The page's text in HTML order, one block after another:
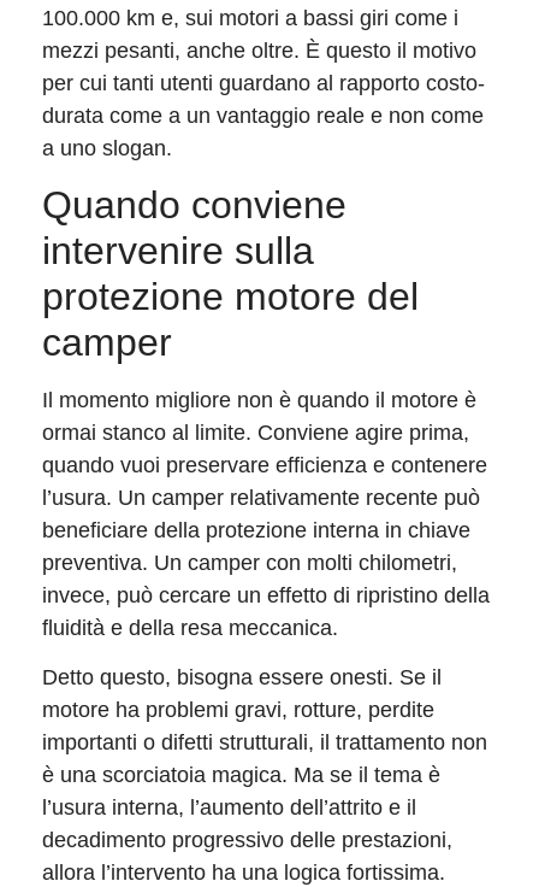
100.000 km e, sui motori a bassi giri come i
mezzi pesanti, anche oltre. È questo il motivo
per cui tanti utenti guardano al rapporto costo-
durata come a un vantaggio reale e non come
a uno slogan.
Quando conviene
intervenire sulla
protezione motore del
camper
Il momento migliore non è quando il motore è
ormai stanco al limite. Conviene agire prima,
quando vuoi preservare efficienza e contenere
l’usura. Un camper relativamente recente può
beneficiare della protezione interna in chiave
preventiva. Un camper con molti chilometri,
invece, può cercare un effetto di ripristino della
fluidità e della resa meccanica.
Detto questo, bisogna essere onesti. Se il
motore ha problemi gravi, rotture, perdite
importanti o difetti strutturali, il trattamento non
è una scorciatoia magica. Ma se il tema è
l’usura interna, l’aumento dell’attrito e il
decadimento progressivo delle prestazioni,
allora l’intervento ha una logica fortissima.